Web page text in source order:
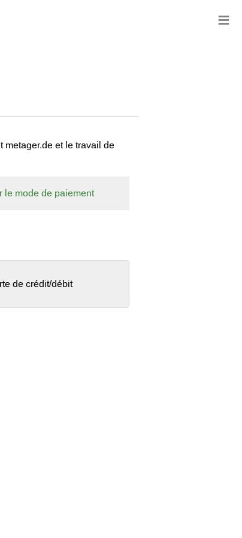
metager.de et le travail de
le mode de paiement
de crédit/débit
≡